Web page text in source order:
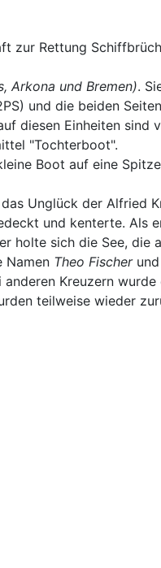
zur Rettung
Arkona und Bremen).
und die beiden
diesen Einheiten sind
"Tochterboot".
Boot auf eine
Unglück der Alfried
und kenterte. Als
holte sich die See, die
Namen Theo Fischerund
Kreuzern
teilweise wieder